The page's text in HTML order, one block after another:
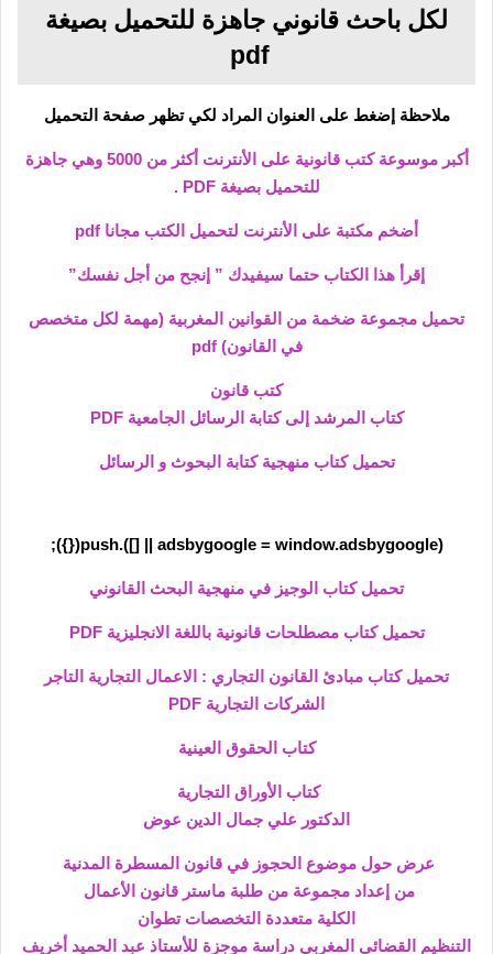
لكل باحث قانوني جاهزة للتحميل بصيغة
pdf
ملاحظة إضغط على العنوان المراد لكي تظهر صفحة التحميل
أكبر موسوعة كتب قانونية على الأنترنت أكثر من 5000 وهي جاهزة
للتحميل بصيغة PDF .
أضخم مكتبة على الأنترنت لتحميل الكتب مجانا pdf
إقرأ هذا الكتاب حتما سيفيدك ” إنجح من أجل نفسك”
تحميل مجموعة ضخمة من القوانين المغربية (مهمة لكل متخصص
في القانون) pdf
كتب قانون
كتاب المرشد إلى كتابة الرسائل الجامعية PDF
تحميل كتاب منهجية كتابة البحوث و الرسائل
(adsbygoogle = window.adsbygoogle || []).push({});
تحميل كتاب الوجيز في منهجية البحث القانوني
تحميل كتاب مصطلحات قانونية باللغة الانجليزية PDF
تحميل كتاب مبادئ القانون التجاري : الاعمال التجارية التاجر
الشركات التجارية PDF
كتاب الحقوق العينية
كتاب الأوراق التجارية
الدكتور علي جمال الدين عوض
عرض حول موضوع الحجوز في قانون المسطرة المدنية
من إعداد مجموعة من طلبة ماستر قانون الأعمال
الكلية متعددة التخصصات تطوان
التنظيم القضائي المغربي دراسة موجزة للأستاذ عبد الحميد أخريف